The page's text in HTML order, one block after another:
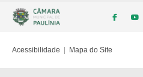
Acessibilidade | Mapa do Site